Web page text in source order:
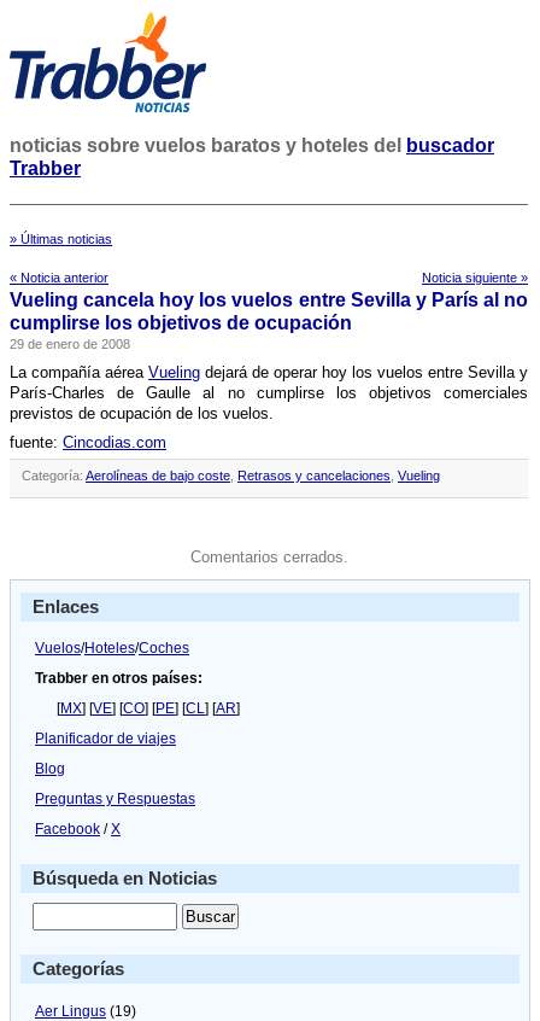
noticias sobre vuelos baratos y hoteles del
buscador
Trabber
» Últimas noticias
« Noticia anterior Noticia siguiente »
Vueling cancela hoy los vuelos entre Sevilla y Parí­s al no
cumplirse los objetivos de ocupación
29 de enero de 2008
La compañí­a aérea Vueling dejará de operar hoy los vuelos entre Sevilla y
Parí­s-Charles de Gaulle al no cumplirse los objetivos comerciales
previstos de ocupación de los vuelos.
fuente: Cincodias.com
Categoría: Aerolíneas de bajo coste Retrasos y cancelaciones Vueling
Comentarios cerrados.
Enlaces
Vuelos/Hoteles/Coches
Trabber en otros países:
[MX] [VE] [CO] [PE] [CL] [AR]
Planificador de viajes
Blog
Preguntas y Respuestas
Facebook /X
Búsqueda en Noticias
Categorías
Aer Lingus (19)